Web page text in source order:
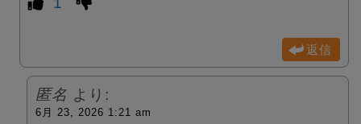
返信
匿名 より:
6月 23, 2026 1:21 am